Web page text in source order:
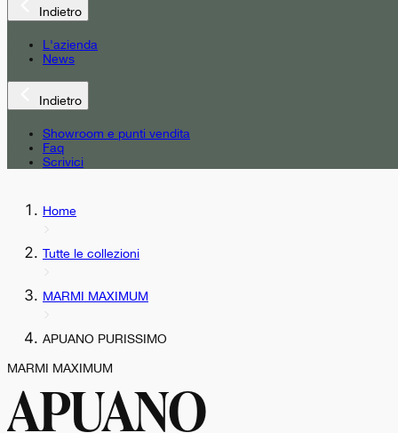
Indietro
L'azienda
News
Indietro
Showroom e punti vendita
Faq
Scrivici
Home
Tutte le collezioni
MARMI MAXIMUM
APUANO PURISSIMO
MARMI MAXIMUM
APUANO